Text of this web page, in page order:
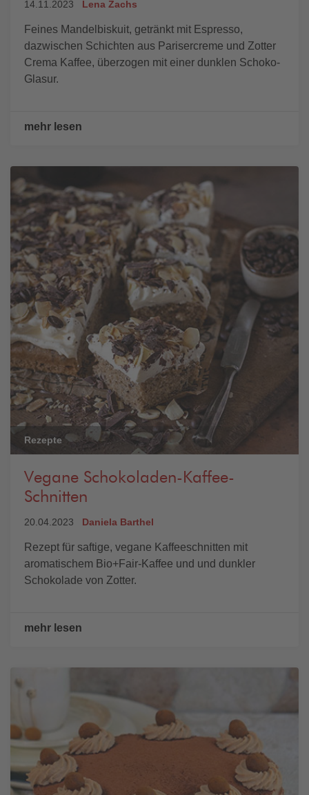
14.11.2023 Lena Zachs
Feines Mandelbiskuit, getränkt mit Espresso,
dazwischen Schichten aus Parisercreme und Zotter
Crema Kaffee, überzogen mit einer dunklen Schoko-
Glasur.
mehr lesen
Rezepte
Vegane Schokoladen-Kaffee-
Schnitten
20.04.2023 Daniela Barthel
Rezept für saftige, vegane Kaffeeschnitten mit
aromatischem Bio+Fair-Kaffee und und dunkler
Schokolade von Zotter.
mehr lesen